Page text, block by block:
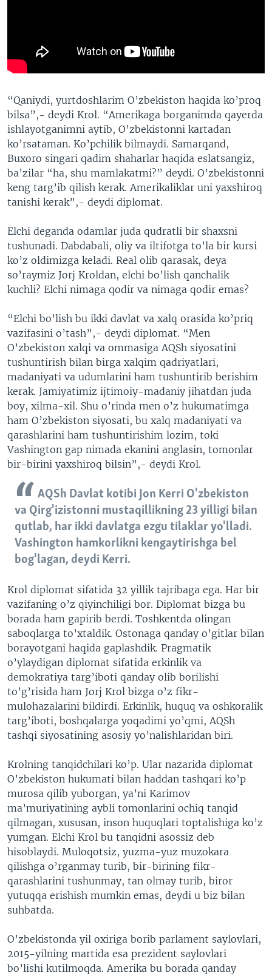
“Qaniydi, yurtdoshlarim O’zbekiston haqida ko’proq
bilsa”,- deydi Krol. “Amerikaga borganimda qayerda
ishlayotganimni aytib, O’zbekistonni kartadan
ko’rsataman. Ko’pchilik bilmaydi. Samarqand,
Buxoro singari qadim shaharlar haqida eslatsangiz,
ba’zilar “ha, shu mamlakatmi?” deydi. O’zbekistonni
keng targ’ib qilish kerak. Amerikaliklar uni yaxshiroq
tanishi kerak”,- deydi diplomat.
Elchi deganda odamlar juda qudratli bir shaxsni
tushunadi. Dabdabali, oliy va iltifotga to’la bir kursi
ko’z oldimizga keladi. Real olib qarasak, deya
so’raymiz Jorj Kroldan, elchi bo’lish qanchalik
kuchli? Elchi nimaga qodir va nimaga qodir emas?
“Elchi bo’lish bu ikki davlat va xalq orasida ko’priq
vazifasini o’tash”,- deydi diplomat. “Men
O’zbekiston xalqi va ommasiga AQSh siyosatini
tushuntirish bilan birga xalqim qadriyatlari,
madaniyati va udumlarini ham tushuntirib berishim
kerak. Jamiyatimiz ijtimoiy-madaniy jihatdan juda
boy, xilma-xil. Shu o’rinda men o’z hukumatimga
ham O’zbekiston siyosati, bu xalq madaniyati va
qarashlarini ham tushuntirishim lozim, toki
Vashington gap nimada ekanini anglasin, tomonlar
bir-birini yaxshiroq bilsin”,- deydi Krol.
AQSh Davlat kotibi Jon Kerri O'zbekiston
va Qirg'izistonni mustaqillikning 23 yilligi bilan
qutlab, har ikki davlatga ezgu tilaklar yo'lladi.
Vashington hamkorlikni kengaytirishga bel
bog'lagan, deydi Kerri.
Krol diplomat sifatida 32 yillik tajribaga ega. Har bir
vazifaning o’z qiyinchiligi bor. Diplomat bizga bu
borada ham gapirib berdi. Toshkentda olingan
saboqlarga to’xtaldik. Ostonaga qanday o’gitlar bilan
borayotgani haqida gaplashdik. Pragmatik
o’ylaydigan diplomat sifatida erkinlik va
demokratiya targ’iboti qanday olib borilishi
to’g’risida ham Jorj Krol bizga o’z fikr-
mulohazalarini bildirdi. Erkinlik, huquq va oshkoralik
targ’iboti, boshqalarga yoqadimi yo’qmi, AQSh
tashqi siyosatining asosiy yo’nalishlaridan biri.
Krolning tanqidchilari ko’p. Ular nazarida diplomat
O’zbekiston hukumati bilan haddan tashqari ko’p
murosa qilib yuborgan, ya’ni Karimov
ma’muriyatining aybli tomonlarini ochiq tanqid
qilmagan, xususan, inson huquqlari toptalishiga ko’z
yumgan. Elchi Krol bu tanqidni asossiz deb
hisoblaydi. Muloqotsiz, yuzma-yuz muzokara
qilishga o’rganmay turib, bir-birining fikr-
qarashlarini tushunmay, tan olmay turib, biror
yutuqqa erishish mumkin emas, deydi u biz bilan
suhbatda.
O’zbekistonda yil oxiriga borib parlament saylovlari,
2015-yilning martida esa prezident saylovlari
bo’lishi kutilmoqda. Amerika bu borada qanday